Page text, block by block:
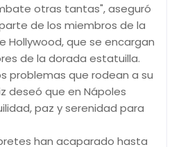
otras tantas", aseguró
de los miembros de la
Hollywood, que se encargan
de la dorada estatuilla.
problemas que rodean a su
deseó que en Nápoles
paz y serenidad para
han acaparado hasta